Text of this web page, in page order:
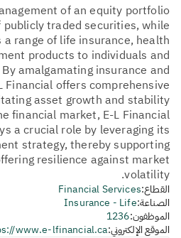
of an equity portfolio
traded securities, while
range of life insurance, health
products to individuals and
amalgamating insurance and
offers comprehensive
asset growth and stability
financial market, E-L Financial
a crucial role by leveraging its
strategy, thereby supporting
resilience against market
volatility.
القطاع:Financial Services
الصناعة:Insurance - Life
الموظفون:1236
الموقع الإلكتروني:www.e-lfinancial.ca